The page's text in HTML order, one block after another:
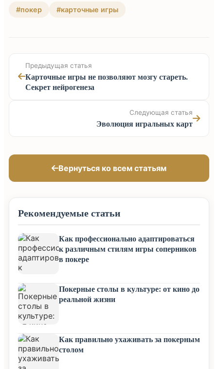
#покер #карточные игры
Предыдущая статья
Карточные игры не позволяют мозгу стареть.
Секрет нейрогенеза
Следующая статья
Эволюция игральных карт
Вернуться ко всем статьям
Рекомендуемые статьи
Как профессионально адаптироваться
к различным стилям игры соперников
в покере
Покерные столы в культуре: от кино до
реальной жизни
Как правильно ухаживать за покерным
столом